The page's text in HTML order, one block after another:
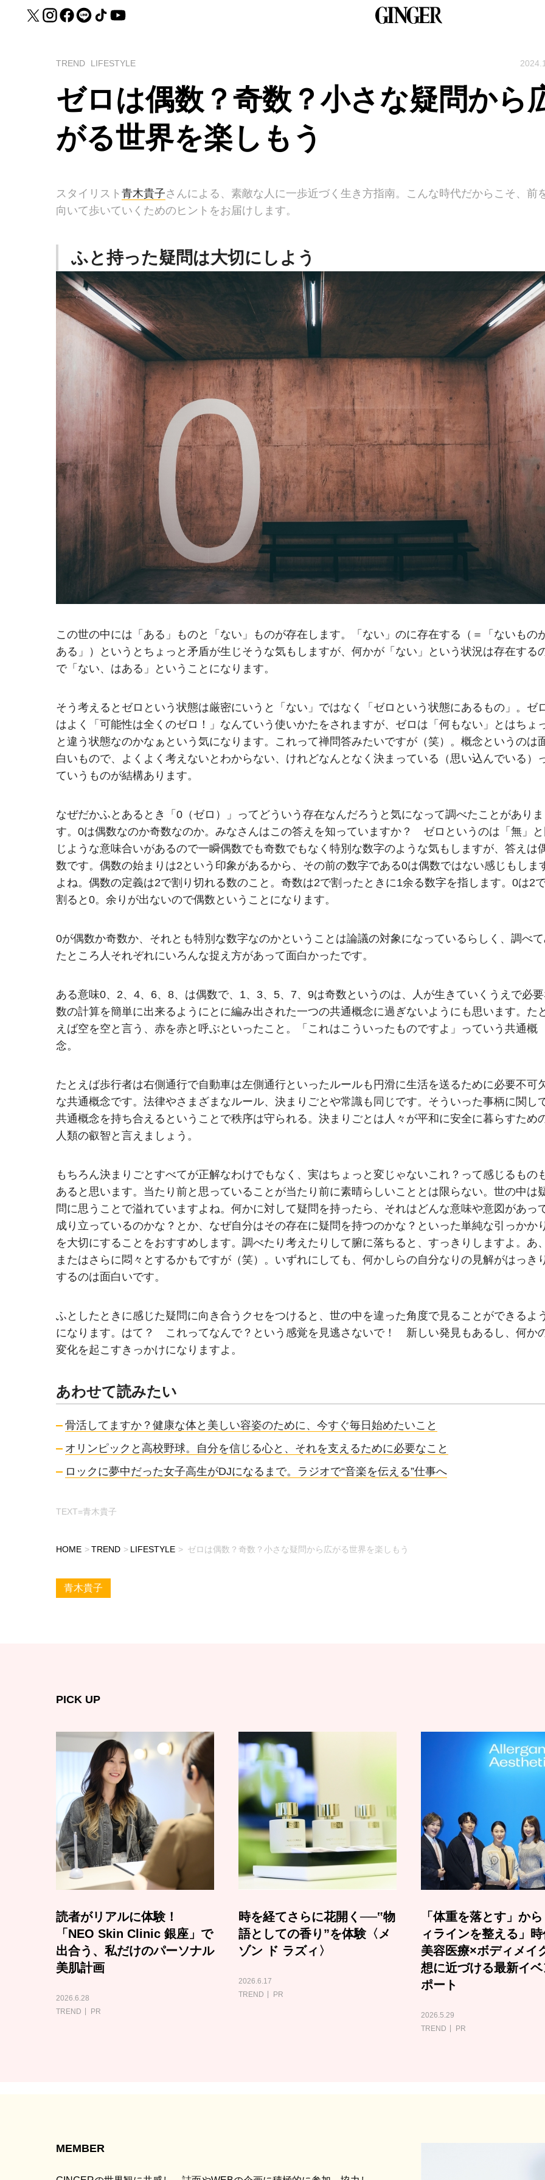
TREND LIFESTYLE
ゼロは偶数？奇数？小さな疑問から
がる世界を楽しもう
スタイリスト 青木貴子さんによる、素敵な人に一歩近づく生き方指南。こんな時代だからこそ、前
向いて歩いていくためのヒントをお届けします。
ふと持った疑問は大切にしよう
この世の中には「ある」ものと「ない」ものが存在します。「ない」のに存在する（＝「ないもの
ある」）というとちょっと矛盾が生じそうな気もしますが、何かが「ない」という状況は存在する
で「ない、はある」ということになります。
そう考えるとゼロという状態は厳密にいうと「ない」ではなく「ゼロという状態にあるもの」。ゼ
はよく「可能性は全くのゼロ！」なんていう使いかたをされますが、ゼロは「何もない」とはちょ
と違う状態なのかなぁという気になります。これって禅問答みたいですが（笑）。概念というのは
白いもので、よくよく考えないとわからない、けれどなんとなく決まっている（思い込んでいる）
ていうものが結構あります。
なぜだかふとあるとき「0（ゼロ）」ってどういう存在なんだろうと気になって調べたことがありま
す。0は偶数なのか奇数なのか。みなさんはこの答えを知っていますか？ ゼロというのは「無」と
じような意味合いがあるので一瞬偶数でも奇数でもなく特別な数字のような気もしますが、答えは
数です。偶数の始まりは2という印象があるから、その前の数字である0は偶数ではない感じもしま
よね。偶数の定義は2で割り切れる数のこと。奇数は2で割ったときに1余る数字を指します。0は2
割ると0。余りが出ないので偶数ということになります。
0が偶数か奇数か、それとも特別な数字なのかということは論議の対象になっているらしく、調べ
たところ人それぞれにいろんな捉え方があって面白かったです。
ある意味0、2、4、6、8、は偶数で、1、3、5、7、9は奇数というのは、人が生きていくうえで必
数の計算を簡単に出来るようにとに編み出された一つの共通概念に過ぎないようにも思います。た
えば空を空と言う、赤を赤と呼ぶといったこと。「これはこういったものですよ」っていう共通概
念。
たとえば歩行者は右側通行で自動車は左側通行といったルールも円滑に生活を送るために必要不可
な共通概念です。法律やさまざまなルール、決まりごとや常識も同じです。そういった事柄に関し
共通概念を持ち合えるということで秩序は守られる。決まりごとは人々が平和に安全に暮らすため
人類の叡智と言えましょう。
もちろん決まりごとすべてが正解なわけでもなく、実はちょっと変じゃないこれ？って感じるもの
あると思います。当たり前と思っていることが当たり前に素晴らしいこととは限らない。世の中は
問に思うことで溢れていますよね。何かに対して疑問を持ったら、それはどんな意味や意図があっ
成り立っているのかな？とか、なぜ自分はその存在に疑問を持つのかな？といった単純な引っかか
を大切にすることをおすすめします。調べたり考えたりして腑に落ちると、すっきりしますよ。あ、
またはさらに悶々とするかもですが（笑）。いずれにしても、何かしらの自分なりの見解がはっき
するのは面白いです。
ふとしたときに感じた疑問に向き合うクセをつけると、世の中を違った角度で見ることができるよ
になります。はて？ これってなんで？という感覚を見逃さないで！ 新しい発見もあるし、何か
変化を起こすきっかけになりますよ。
あわせて読みたい
骨活してますか？健康な体と美しい容姿のために、今すぐ毎日始めたいこと
オリンピックと高校野球。自分を信じる心と、それを支えるために必要なこと
ロックに夢中だった女子高生がDJになるまで。ラジオで“音楽を伝える”仕事へ
TEXT=青木貴子
HOME TREND LIFESTYLE ゼロは偶数？奇数？小さな疑問から広がる世界を楽しもう
青木貴子
PICK UP
読者がリアルに体験！
「NEO Skin Clinic 銀座」で
出合う、私だけのパーソナル
美肌計画
2026.6.28
TREND
PR
時を経てさらに花開く──‟物
語としての香り”を体験〈メ
ゾン ド ラズィ〉
2026.6.17
TREND
PR
「体重を落とす」か
ィラインを整える」時
美容医療×ボディメイ
想に近づける最新イ
ポート
2026.5.29
TREND
PR
MEMBER